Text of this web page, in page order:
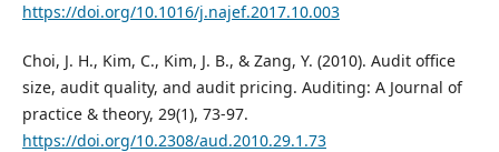
https://doi.org/10.1016/j.najef.2017.10.003
Choi, J. H., Kim, C., Kim, J. B., & Zang, Y. (2010). Audit office
size, audit quality, and audit pricing. Auditing: A Journal of
practice & theory, 29(1), 73-97.
https://doi.org/10.2308/aud.2010.29.1.73